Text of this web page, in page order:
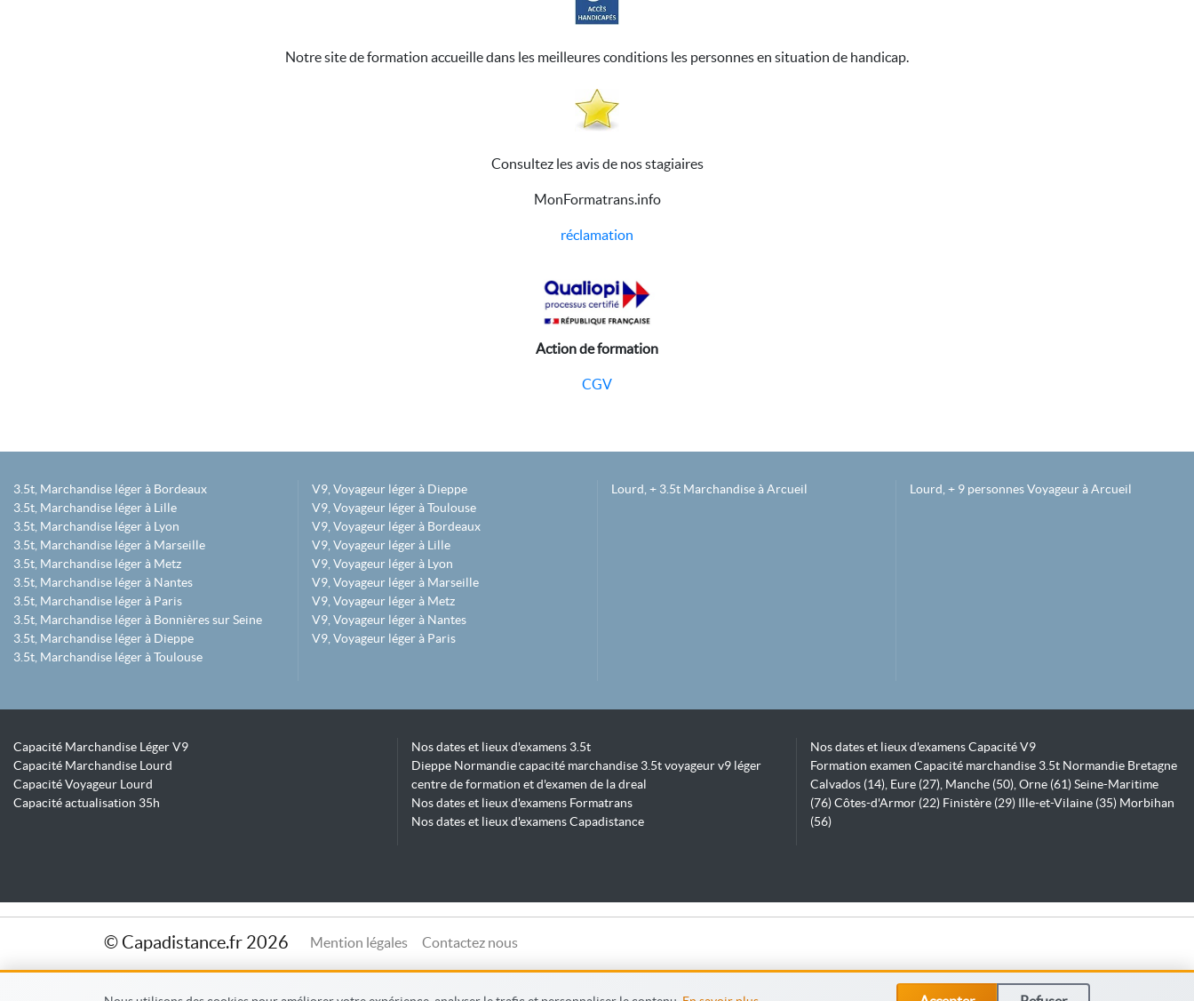
Notre site de formation accueille dans les meilleures conditions les personnes en situation de handicap.
Consultez les avis de nos stagiaires
MonFormatrans.info
réclamation
Action de formation
CGV
3.5t, Marchandise léger à Bordeaux
3.5t, Marchandise léger à Lille
3.5t, Marchandise léger à Lyon
3.5t, Marchandise léger à Marseille
3.5t, Marchandise léger à Metz
3.5t, Marchandise léger à Nantes
3.5t, Marchandise léger à Paris
3.5t, Marchandise léger à Bonnières sur Seine
3.5t, Marchandise léger à Dieppe
3.5t, Marchandise léger à Toulouse
V9, Voyageur léger à Dieppe
V9, Voyageur léger à Toulouse
V9, Voyageur léger à Bordeaux
V9, Voyageur léger à Lille
V9, Voyageur léger à Lyon
V9, Voyageur léger à Marseille
V9, Voyageur léger à Metz
V9, Voyageur léger à Nantes
V9, Voyageur léger à Paris
Lourd, + 3.5t Marchandise à Arcueil Lourd, + 9 personnes Voyageur à Arcueil
Capacité Marchandise Léger V9
Capacité Marchandise Lourd
Capacité Voyageur Lourd
Capacité actualisation 35h
Nos dates et lieux d'examens 3.5t
Dieppe Normandie capacité marchandise 3.5t voyageur v9 léger
centre de formation et d'examen de la dreal
Nos dates et lieux d'examens Formatrans
Nos dates et lieux d'examens Capadistance
Nos dates et lieux d'examens Capacité V9
Formation examen Capacité marchandise 3.5t Normandie Bretagne
Calvados (14), Eure (27), Manche (50), Orne (61) Seine-Maritime
(76) Côtes-d'Armor (22) Finistère (29) Ille-et-Vilaine (35) Morbihan
(56)
© Capadistance.fr 2026 Mention légales Contactez nous